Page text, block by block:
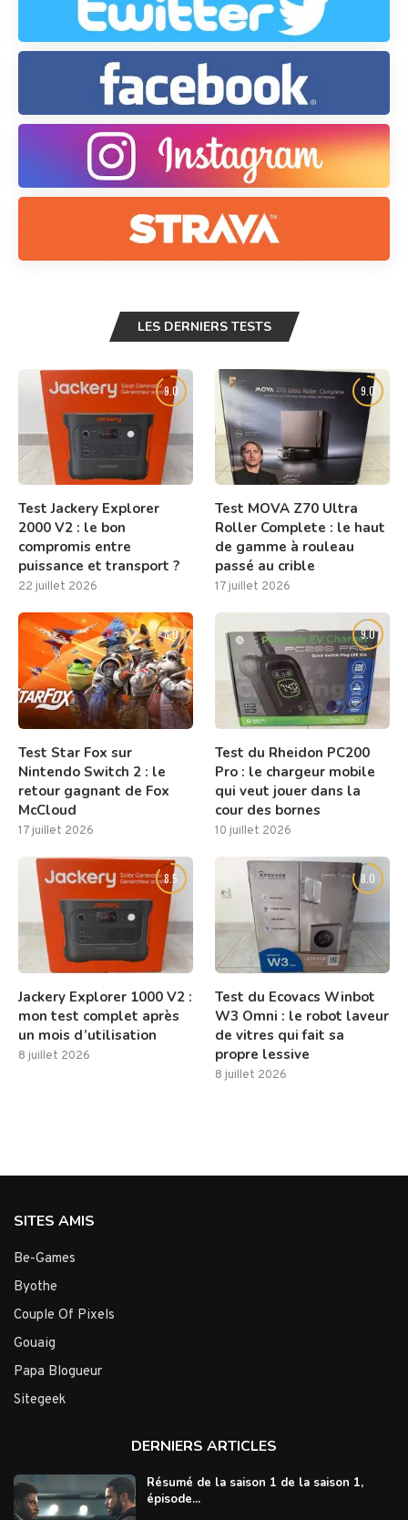
LES DERNIERS TESTS
9.0
Test Jackery Explorer
2000 V2 : le bon
compromis entre
puissance et transport ?
22 juillet 2026
9.0
Test MOVA Z70 Ultra
Roller Complete : le haut
de gamme à rouleau
passé au crible
17 juillet 2026
8.0
Test Star Fox sur
Nintendo Switch 2 : le
retour gagnant de Fox
McCloud
17 juillet 2026
9.0
Test du Rheidon PC200
Pro : le chargeur mobile
qui veut jouer dans la
cour des bornes
10 juillet 2026
8.5
Jackery Explorer 1000 V2 :
mon test complet après
un mois d’utilisation
8 juillet 2026
8.0
Test du Ecovacs Winbot
W3 Omni : le robot laveur
de vitres qui fait sa
propre lessive
8 juillet 2026
SITES AMIS
Be-Games
Byothe
Couple Of Pixels
Gouaig
Papa Blogueur
Sitegeek
DERNIERS ARTICLES
Résumé de la saison 1 de la saison 1,
épisode...